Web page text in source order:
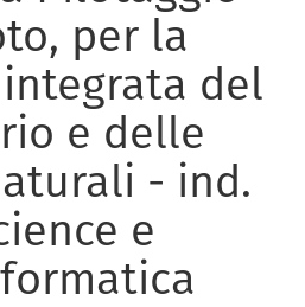
per la
del
e delle
- ind.
e